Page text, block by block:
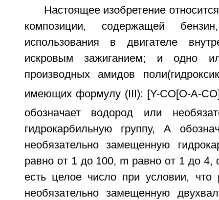
Настоящее изобретение
композиции, содержащей
использования в двигателе
искровым зажиганием; и одно
производных амидов
имеющих формулу (III): [Y-CO[O-A-
обозначает водород или
гидрокарбильную группу, А
необязательно замещенную
равно от 1 до 100, m равно от 1 до 4,
есть целое число при условии, что
необязательно замещенную